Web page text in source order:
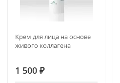
Крем для лица на основе
живого коллагена
1 500 ₽